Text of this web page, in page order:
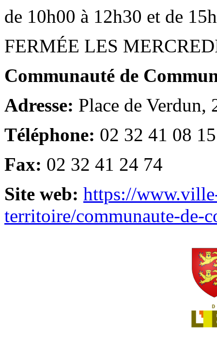
de 10h00 à 12h30 et de
FERMÉE LES
Communauté de
Adresse: Place de Verdun,
Téléphone: 02 32 41 08 15
Fax: 02 32 41 24 74
Site web: https://
territoire/communaute-de-